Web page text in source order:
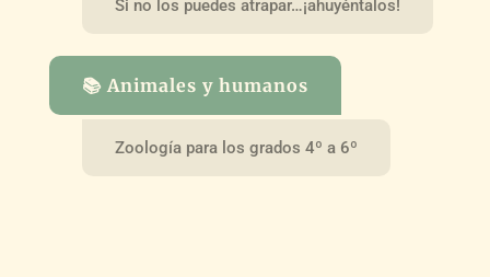
Si no los puedes atrapar…¡ahuyéntalos!
📚 Animales y humanos
Zoología para los grados 4º a 6º